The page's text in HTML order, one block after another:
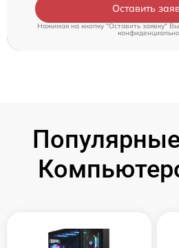
Оставить
Нажимая на кнопку "Оставить заявку"